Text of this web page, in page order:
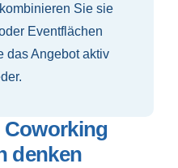
Sie sie
Eventflächen
das Angebot aktiv
Coworking
denken